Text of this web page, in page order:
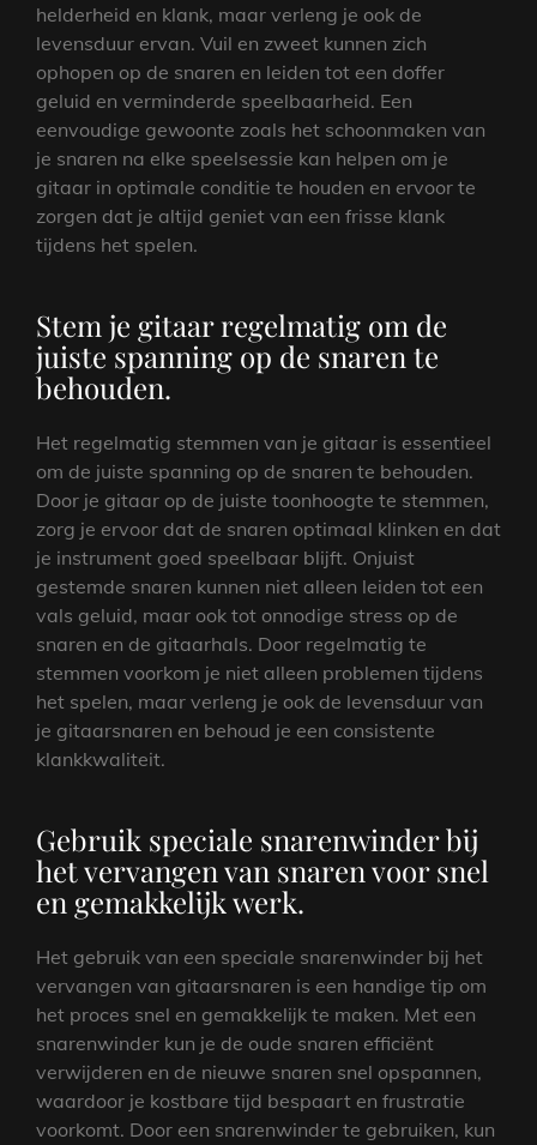
helderheid en klank, maar verleng je ook de
levensduur ervan. Vuil en zweet kunnen zich
ophopen op de snaren en leiden tot een doffer
geluid en verminderde speelbaarheid. Een
eenvoudige gewoonte zoals het schoonmaken van
je snaren na elke speelsessie kan helpen om je
gitaar in optimale conditie te houden en ervoor te
zorgen dat je altijd geniet van een frisse klank
tijdens het spelen.
Stem je gitaar regelmatig om de
juiste spanning op de snaren te
behouden.
Het regelmatig stemmen van je gitaar is essentieel
om de juiste spanning op de snaren te behouden.
Door je gitaar op de juiste toonhoogte te stemmen,
zorg je ervoor dat de snaren optimaal klinken en dat
je instrument goed speelbaar blijft. Onjuist
gestemde snaren kunnen niet alleen leiden tot een
vals geluid, maar ook tot onnodige stress op de
snaren en de gitaarhals. Door regelmatig te
stemmen voorkom je niet alleen problemen tijdens
het spelen, maar verleng je ook de levensduur van
je gitaarsnaren en behoud je een consistente
klankkwaliteit.
Gebruik speciale snarenwinder bij
het vervangen van snaren voor snel
en gemakkelijk werk.
Het gebruik van een speciale snarenwinder bij het
vervangen van gitaarsnaren is een handige tip om
het proces snel en gemakkelijk te maken. Met een
snarenwinder kun je de oude snaren efficiënt
verwijderen en de nieuwe snaren snel opspannen,
waardoor je kostbare tijd bespaart en frustratie
voorkomt. Door een snarenwinder te gebruiken, kun